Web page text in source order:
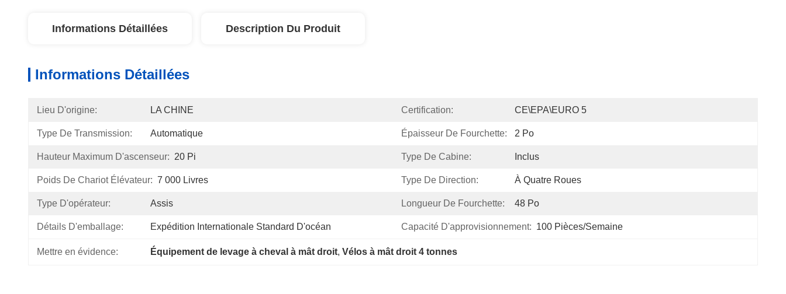
Informations Détaillées Description Du Produit
Informations Détaillées
Lieu D'origine: LA CHINE Certification: CE\EPA\EURO 5
Type De Transmission: Automatique Épaisseur De Fourchette: 2 Po
Hauteur Maximum D'ascenseur: 20 Pi Type De Cabine: Inclus
Poids De Chariot Élévateur: 7 000 Livres Type De Direction: À Quatre Roues
Type D'opérateur: Assis Longueur De Fourchette: 48 Po
Détails D'emballage: Expédition Internationale Standard D'océan Capacité D'approvisionnement: 100 Pièces/semaine
Mettre en évidence: Équipement de levage à cheval à mât droit, Vélos à mât droit 4 tonnes